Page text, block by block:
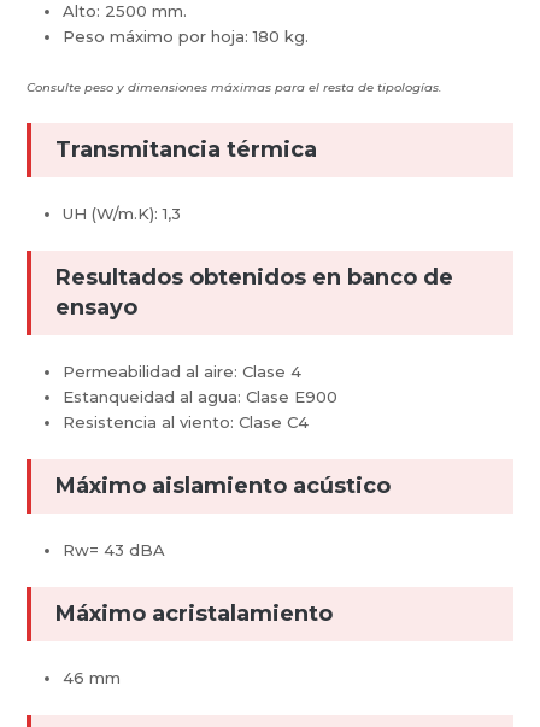
Alto: 2500 mm.
Peso máximo por hoja: 180 kg.
Consulte peso y dimensiones máximas para el resta de tipologías.
Transmitancia térmica
UH (W/m.K): 1,3
Resultados obtenidos en banco de
ensayo
Permeabilidad al aire: Clase 4
Estanqueidad al agua: Clase E900
Resistencia al viento: Clase C4
Máximo aislamiento acústico
Rw= 43 dBA
Máximo acristalamiento
46 mm